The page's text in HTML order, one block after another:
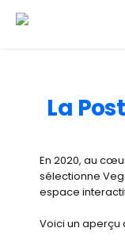
La
En 2020, au
sélectionne
espace
Voici un aperçu